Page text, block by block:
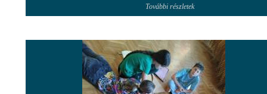
További részletek